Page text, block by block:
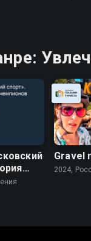
Gravel
2024,